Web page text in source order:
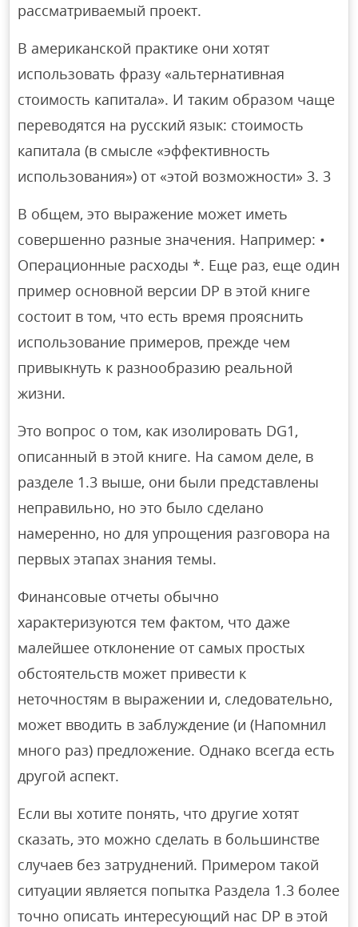
рассматриваемый проект.
В американской практике они хотят
использовать фразу «альтернативная
стоимость капитала». И таким образом чаще
переводятся на русский язык: стоимость
капитала (в смысле «эффективность
использования») от «этой возможности» 3. 3
В общем, это выражение может иметь
совершенно разные значения. Например: •
Операционные расходы *. Еще раз, еще один
пример основной версии DP в этой книге
состоит в том, что есть время прояснить
использование примеров, прежде чем
привыкнуть к разнообразию реальной
жизни.
Это вопрос о том, как изолировать DG1,
описанный в этой книге. На самом деле, в
разделе 1.3 выше, они были представлены
неправильно, но это было сделано
намеренно, но для упрощения разговора на
первых этапах знания темы.
Финансовые отчеты обычно
характеризуются тем фактом, что даже
малейшее отклонение от самых простых
обстоятельств может привести к
неточностям в выражении и, следовательно,
может вводить в заблуждение (и (Напомнил
много раз) предложение. Однако всегда есть
другой аспект.
Если вы хотите понять, что другие хотят
сказать, это можно сделать в большинстве
случаев без затруднений. Примером такой
ситуации является попытка Раздела 1.3 более
точно описать интересующий нас DP в этой